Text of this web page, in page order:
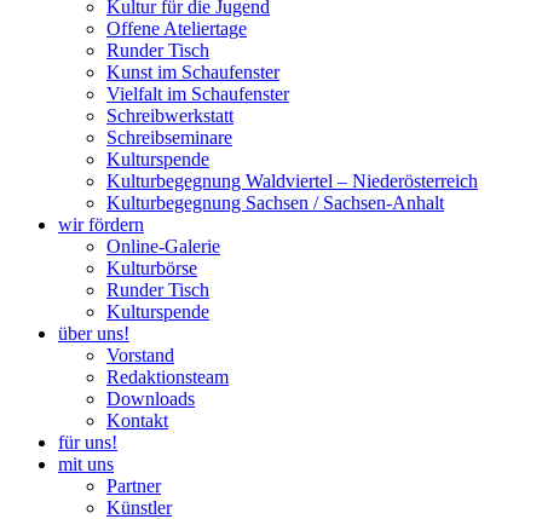
Kultur für die Jugend
Offene Ateliertage
Runder Tisch
Kunst im Schaufenster
Vielfalt im Schaufenster
Schreibwerkstatt
Schreibseminare
Kulturspende
Kulturbegegnung Waldviertel – Niederösterreich
Kulturbegegnung Sachsen / Sachsen-Anhalt
wir fördern
Online-Galerie
Kulturbörse
Runder Tisch
Kulturspende
über uns!
Vorstand
Redaktionsteam
Downloads
Kontakt
für uns!
mit uns
Partner
Künstler